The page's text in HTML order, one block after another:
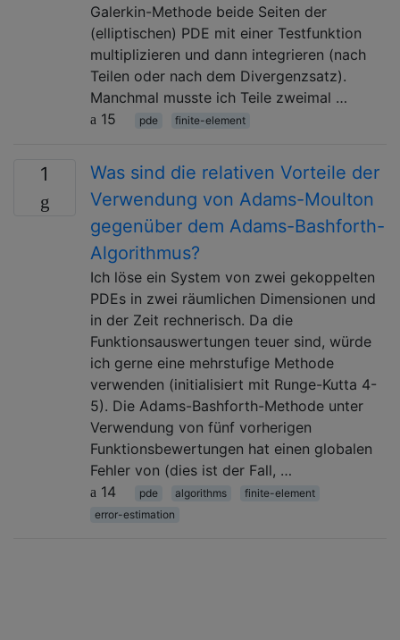
Galerkin-Methode beide Seiten der
(elliptischen) PDE mit einer Testfunktion
multiplizieren und dann integrieren (nach
Teilen oder nach dem Divergenzsatz).
Manchmal musste ich Teile zweimal …
15
pde finite-element
1
Was sind die relativen Vorteile der
Verwendung von Adams-Moulton
gegenüber dem Adams-Bashforth-
Algorithmus?
Ich löse ein System von zwei gekoppelten
PDEs in zwei räumlichen Dimensionen und
in der Zeit rechnerisch. Da die
Funktionsauswertungen teuer sind, würde
ich gerne eine mehrstufige Methode
verwenden (initialisiert mit Runge-Kutta 4-
5). Die Adams-Bashforth-Methode unter
Verwendung von fünf vorherigen
Funktionsbewertungen hat einen globalen
Fehler von (dies ist der Fall, …
14
pde algorithms
finite-element
error-estimation